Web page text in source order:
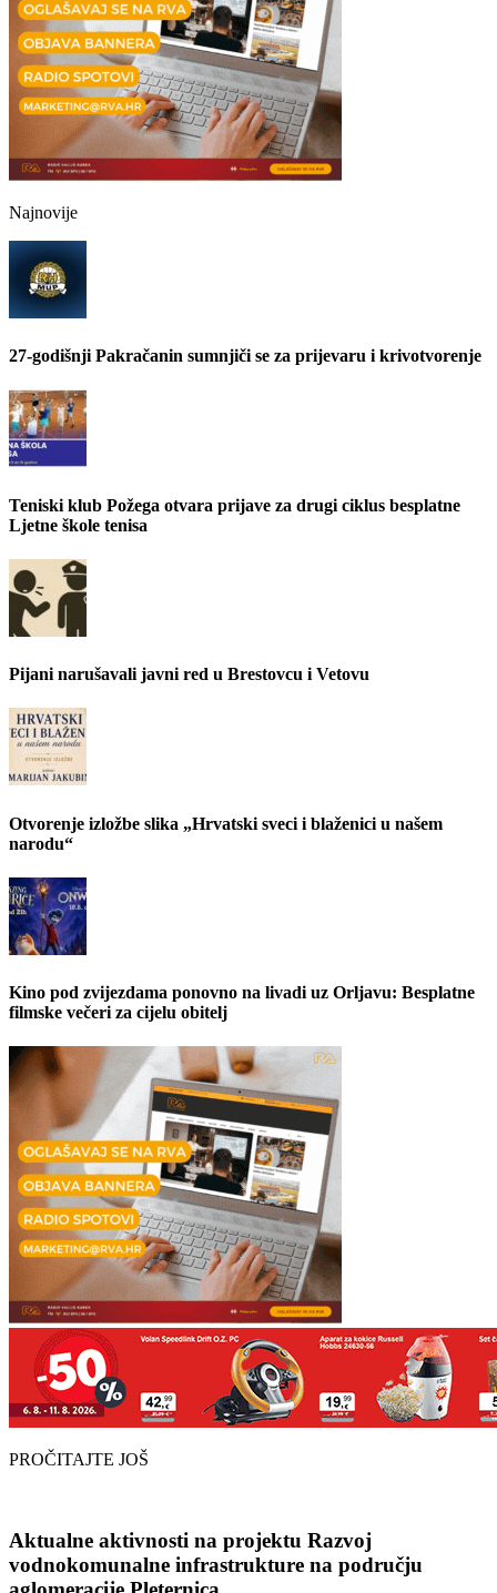
Najnovije
27-godišnji Pakračanin sumnjiči se za prijevaru i krivotvorenje
Teniski klub Požega otvara prijave za drugi ciklus besplatne
Ljetne škole tenisa
Pijani narušavali javni red u Brestovcu i Vetovu
Otvorenje izložbe slika „Hrvatski sveci i blaženici u našem
narodu“
Kino pod zvijezdama ponovno na livadi uz Orljavu: Besplatne
filmske večeri za cijelu obitelj
PROČITAJTE JOŠ
Aktualne aktivnosti na projektu Razvoj
vodnokomunalne infrastrukture na području